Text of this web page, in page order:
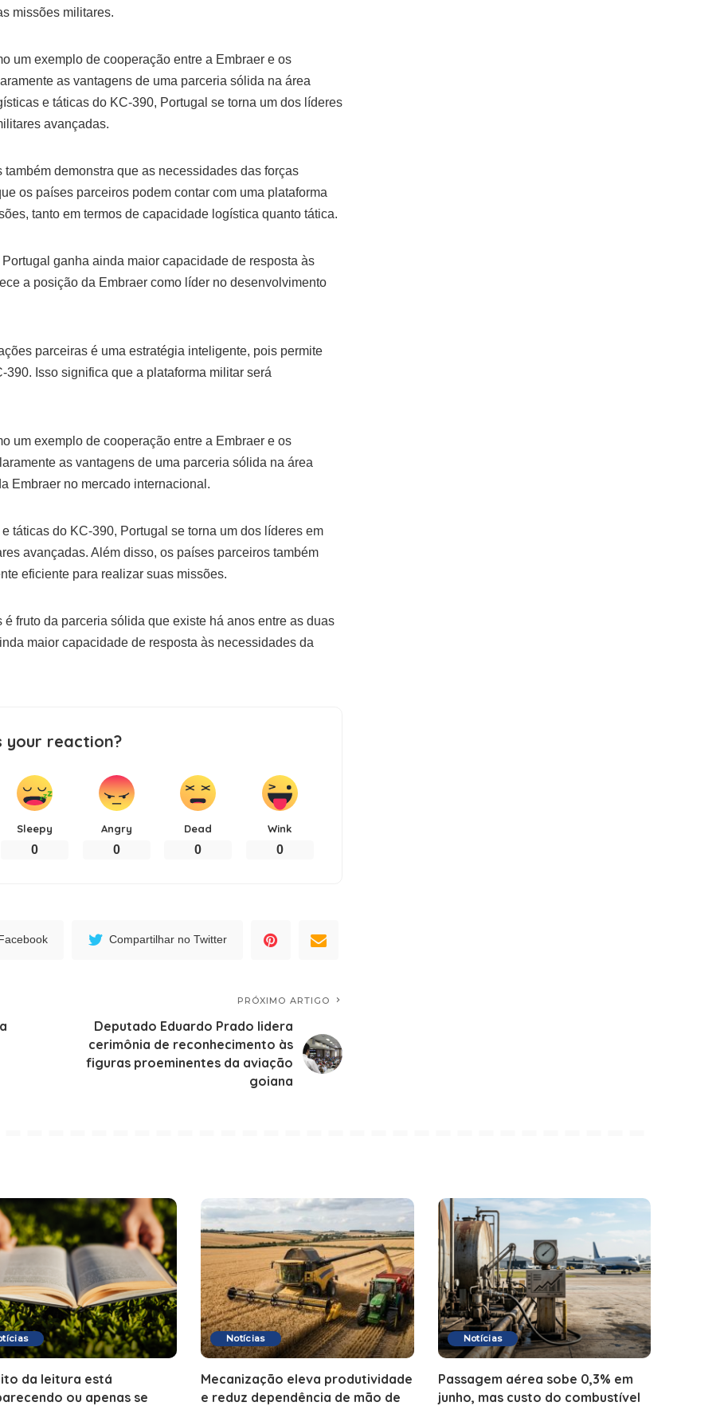
missões militares.
um exemplo de cooperação entre a Embraer e os
as vantagens de uma parceria sólida na área
e táticas do KC-390, Portugal se torna um dos líderes
avançadas.
demonstra que as necessidades das forças
os países parceiros podem contar com uma plataforma
tanto em termos de capacidade logística quanto tática.
ganha ainda maior capacidade de resposta às
a posição da Embraer como líder no desenvolvimento
parceiras é uma estratégia inteligente, pois permite
Isso significa que a plataforma militar será
um exemplo de cooperação entre a Embraer e os
as vantagens de uma parceria sólida na área
Embraer no mercado internacional.
táticas do KC-390, Portugal se torna um dos líderes em
avançadas. Além disso, os países parceiros também
eficiente para realizar suas missões.
fruto da parceria sólida que existe há anos entre as duas
maior capacidade de resposta às necessidades da
your reaction?
Sleepy
0
Angry
0
Dead
0
Wink
0
Compartilhar no Twitter
PRÓXIMO ARTIGO
Deputado Eduardo Prado lidera
cerimônia de reconhecimento às
figuras proeminentes da aviação
goiana
da leitura está
ou apenas se
Notícias
Mecanização eleva produtividade
e reduz dependência de mão de
Notícias
Passagem aérea sobe 0,3% em
junho, mas custo do combustível